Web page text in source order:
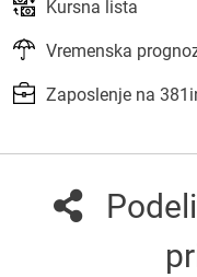
Kursna lista
Vremenska
Zaposlenje na